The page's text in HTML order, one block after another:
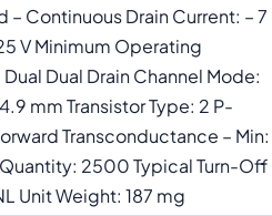
Continuous Drain Current: – 7
V Minimum Operating
Dual Drain Channel Mode:
mm Transistor Type: 2 P-
Transconductance – Min:
Quantity: 2500 Typical Turn-Off
Unit Weight: 187 mg